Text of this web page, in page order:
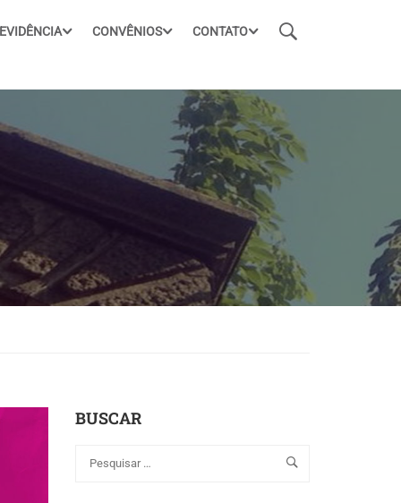
CONVÊNIOS CONTATO
BUSCAR